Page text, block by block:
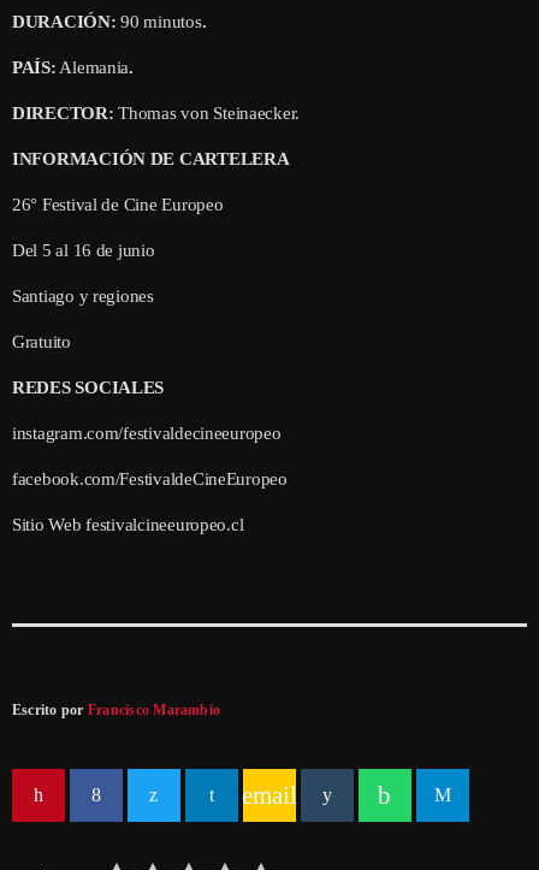
DURACIÓN: 90 minutos.
PAÍS:Alemania.
DIRECTOR: Thomas von Steinaecker.
INFORMACIÓN DE CARTELERA
26° Festival de Cine Europeo
Del 5 al 16 de junio
Santiago y regiones
Gratuito
REDES SOCIALES
instagram.com/festivaldecineeuropeo
facebook.com/FestivaldeCineEuropeo
Sitio Web festivalcineeuropeo.cl
Escrito por Francisco Marambio
email